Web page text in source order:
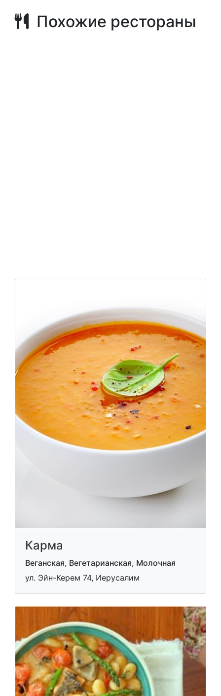
Похожие рестораны
Карма
Веганская, Вегетарианская, Молочная
ул. Эйн-Керем 74, Иерусалим